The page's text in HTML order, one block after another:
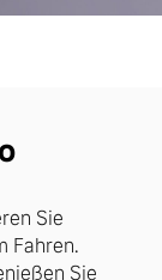
Sie
Fahren.
Sie